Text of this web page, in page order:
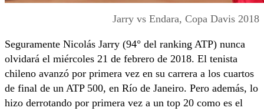
Jarry vs Endara, Copa Davis 2018
Seguramente Nicolás Jarry (94° del ranking ATP) nunca
olvidará el miércoles 21 de febrero de 2018. El tenista
chileno avanzó por primera vez en su carrera a los cuartos
de final de un ATP 500, en Río de Janeiro. Pero además, lo
hizo derrotando por primera vez a un top 20 como es el